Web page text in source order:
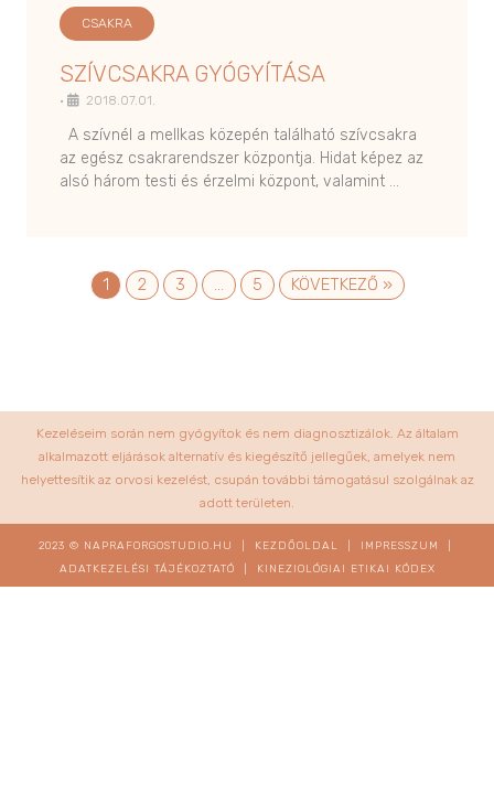
CSAKRA
SZÍVCSAKRA GYÓGYÍTÁSA
• 2018.07.01.
A szívnél a mellkas közepén található szívcsakra
az egész csakrarendszer központja. Hidat képez az
alsó három testi és érzelmi központ, valamint …
1 2 3 … 5 KÖVETKEZŐ »
Kezeléseim során nem gyógyítok és nem diagnosztizálok. Az általam
alkalmazott eljárások alternatív és kiegészítő jellegűek, amelyek nem
helyettesítik az orvosi kezelést, csupán további támogatásul szolgálnak az
adott területen.
2023 © NAPRAFORGOSTUDIO.HU | KEZDŐOLDAL IMPRESSZUM
ADATKEZELÉSI TÁJÉKOZTATÓ
KINEZIOLÓGIAI ETIKAI KÓDEX